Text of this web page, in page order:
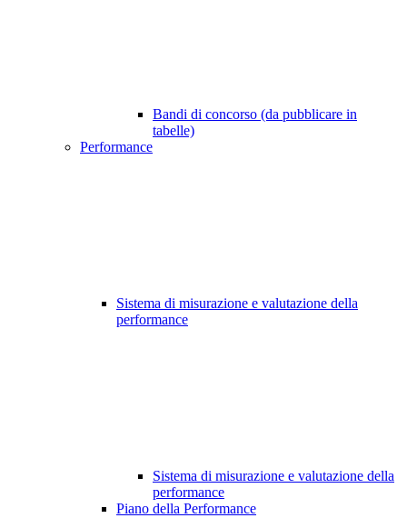
Bandi di concorso (da pubblicare in
tabelle)
Performance
Sistema di misurazione e valutazione della
performance
Sistema di misurazione e valutazione della
performance
Piano della Performance